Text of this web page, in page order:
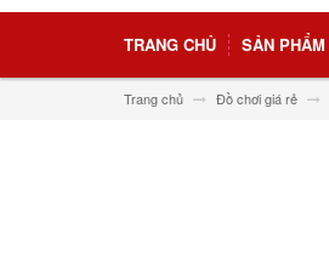
TRANG CHỦ SẢN PHẨM
Trang chủ Đồ chơi giá rẻ